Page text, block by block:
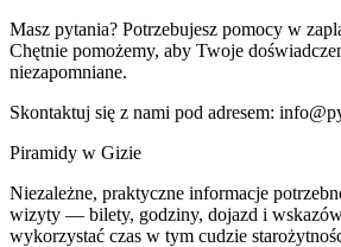
Masz pytania? Potrzebujesz pomocy w
Chętnie pomożemy, aby Twoje
niezapomniane.
Skontaktuj się z nami pod adresem:
Piramidy w Gizie
Niezależne, praktyczne informacje
wizyty — bilety, godziny, dojazd i
wykorzystać czas w tym cudzie